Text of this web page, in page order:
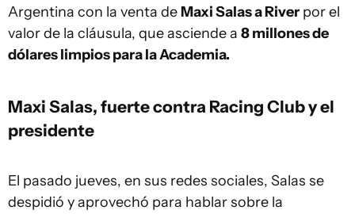
Argentina con la venta de Maxi Salas a River por el
valor de la cláusula, que asciende a 8 millones de
dólares limpios para la Academia.
Maxi Salas, fuerte contra Racing Club y el
presidente
El pasado jueves, en sus redes sociales, Salas se
despidió y aprovechó para hablar sobre la